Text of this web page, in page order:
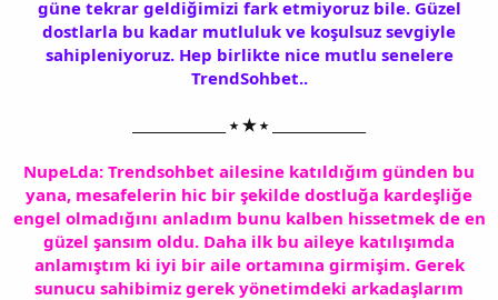
güne tekrar geldiğimizi fark etmiyoruz bile. Güzel
dostlarla bu kadar mutluluk ve koşulsuz sevgiyle
sahipleniyoruz. Hep birlikte nice mutlu senelere
TrendSohbet..
______________ ⭑ ★ ⭑ ______________
NupeLda: Trendsohbet ailesine katıldığım günden bu
yana, mesafelerin hic bir şekilde dostluğa kardeşliğe
engel olmadığını anladım bunu kalben hissetmek de en
güzel şansım oldu. Daha ilk bu aileye katılışımda
anlamıştım ki iyi bir aile ortamına girmişim. Gerek
sunucu sahibimiz gerek yönetimdeki arkadaşlarım